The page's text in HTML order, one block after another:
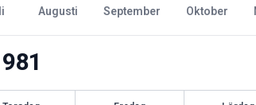
augusti september oktober